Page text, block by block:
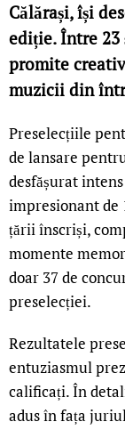
Călărași, își
ediție. Între 23
promite
muzicii din
Preselecțiile
de lansare
desfășurat
impresionant de
țării înscriși,
momente
doar 37 de
preselecției.
Rezultatele
entuziasmul
calificați. În
adus în fața